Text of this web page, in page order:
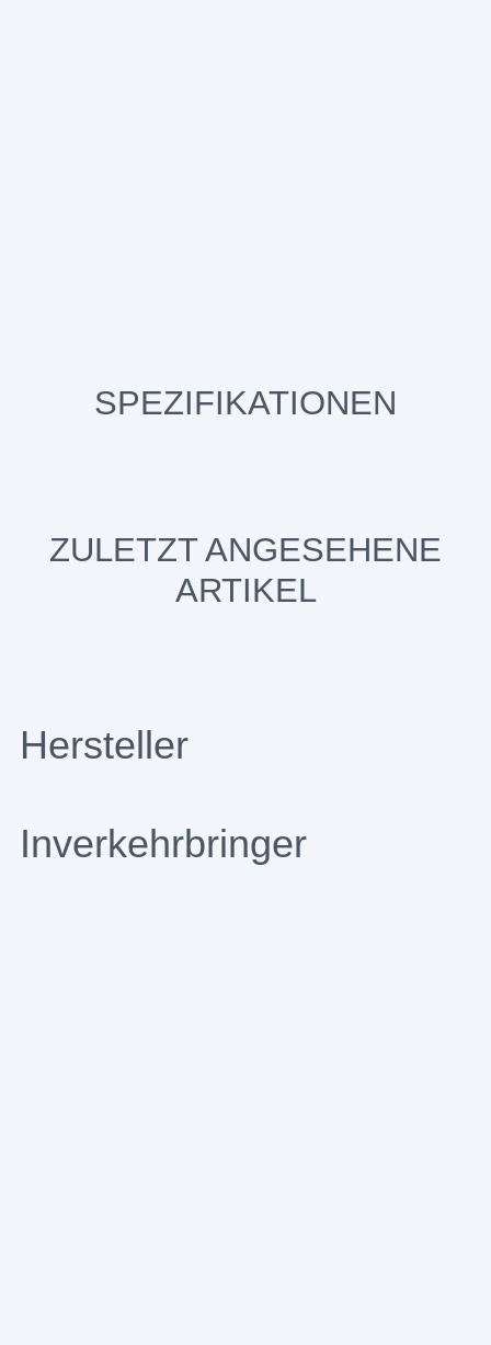
SPEZIFIKATIONEN
ZULETZT ANGESEHENE
ARTIKEL
Hersteller
Inverkehrbringer